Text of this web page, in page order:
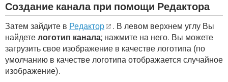
Создание канала при помощи Редактора
Затем зайдите в Редактор
. В левом верхнем углу Вы
найдете логотип канала; нажмите на него. Вы можете
загрузить свое изображение в качестве логотипа (по
умолчанию в качестве логотипа отображается случайное
изображение).